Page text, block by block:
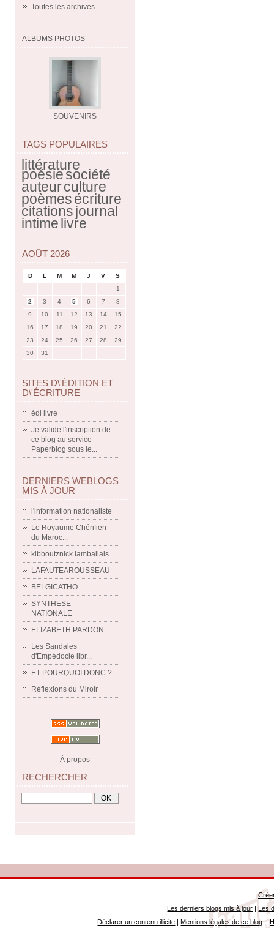
Toutes les archives
ALBUMS PHOTOS
SOUVENIRS
TAGS POPULAIRES
littérature
poésiesociété
auteurculture
poèmesécriture
citationsjournal
intimelivre
AOÛT 2026
D L M M J V
S
1
2
3 4 5 6 7
8
9
10 11 12 13 14
15
16
17 18 19 20 21
22
23
24 25 26 27 28
29
30
31
SITES D\'ÉDITION ET
D\'ÉCRITURE
édi livre
Je valide l'inscription de
ce blog au service
Paperblog sous le...
DERNIERS WEBLOGS
MIS À JOUR
l'information nationaliste
Le Royaume Chérifien
du Maroc...
kibboutznick lamballais
LAFAUTEAROUSSEAU
BELGICATHO
SYNTHESE
NATIONALE
ELIZABETH PARDON
Les Sandales
d'Empédocle libr...
ET POURQUOI DONC ?
Réflexions du Miroir
À propos
RECHERCHER
Les derniers blogs mis à jour |Les
Déclarer un contenu illicite |Mentions légales de ce blog|